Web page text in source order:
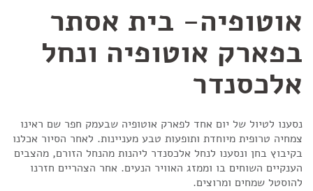
אוטופיה- בית אסתר
בפארק אוטופיה ונחל
אלכסנדר
נסענו לטיול של יום אחד לפארק אוטופיה שבעמק חפר שם ראינו
צמחיה טרופית מיוחדת ותופעות טבע מעניינות. לאחר הסיור אכלנו
בקיבוץ בחן ונסענו לנחל אלכסנדר ליהנות מהנחל הזורם, מהצבים
הענקיים השוחים בו וממזג האוויר הנעים. אחר הצהריים חזרנו
להוסטל שמחים ומרוצים.